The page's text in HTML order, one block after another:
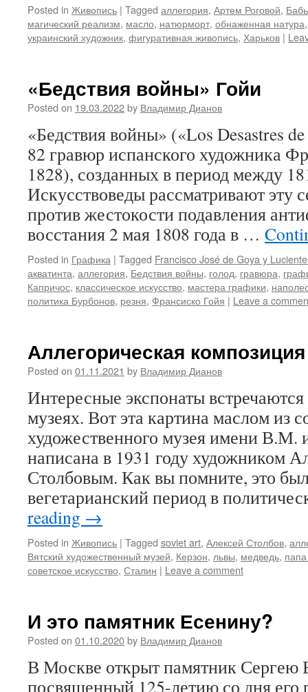
Posted in Живопись | Tagged аллегория, Артем Роговой,
магический реализм, масло, натюрморт, обнаженная натура
украинский художник, фигуративная живопись, Харьков |
«Бедствия войны» Гойи
Posted on 19.03.2022by Владимир Дианов
«Бедствия войны» («Los Desastres
82 гравюр испанского художника
1828), созданных в период между
Искусствоведы рассматривают эту
против жестокости подавления
восстания 2 мая 1808 года в …
Posted in Графика | Tagged Francisco José de Goya y
акватинта, аллегория, Бедствия войны, голод, гравюра,
Капричос, классическое искусство, мастера графики,
политика Бурбонов, резня, Франсиско Гойя | Leave a
Аллегорическая композиция
Posted on 01.11.2021 by Владимир Дианов
Интересные экспонаты
музеях. Вот эта картина маслом из
художественного музея имени
написана в 1931 году художником
Столбовым. Как вы помните, это
вегетарианский период в
reading →
Posted in Живопись | Tagged soviet art, Алексей Столбов,
Вятский художественный музей, Керзон, львы, медведь,
советское искусство, Сталин | Leave a comment
И это памятник Есенину?
Posted on 01.10.2020by Владимир Дианов
В Москве открыт памятник Сергею
посвященный 125-летию со дня